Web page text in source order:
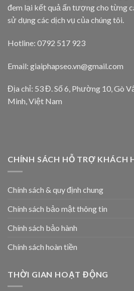
đem lại kết quả ấn tượng cho từng
sử dụng các dịch vụ của chúng tôi.
Hotline: 0792 517 923
Email: giaiphapseo.vn@gmail.com
Địa chỉ: 53 Đ. Số 6, Phường 10, Gò
Minh, Việt Nam
CHÍNH SÁCH HỖ TRỢ KHÁCH
Chính sách & quy định chung
Chính sách bảo mật thông tin
Chính sách bảo hành
Chính sách hoàn tiền
THỜI GIAN HOẠT ĐỘNG